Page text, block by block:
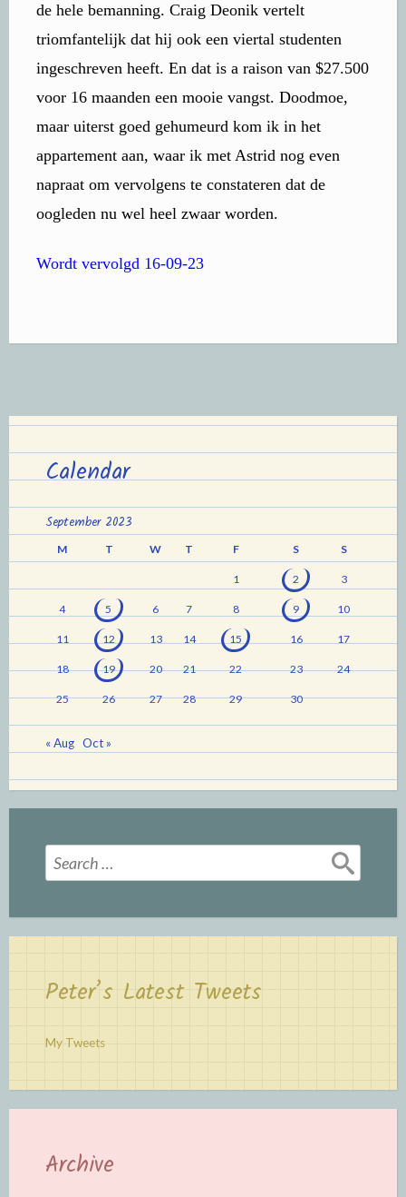
de hele bemanning. Craig Deonik vertelt
triomfantelijk dat hij ook een viertal studenten
ingeschreven heeft. En dat is a raison van $27.500
voor 16 maanden een mooie vangst. Doodmoe,
maar uiterst goed gehumeurd kom ik in het
appartement aan, waar ik met Astrid nog even
napraat om vervolgens te constateren dat de
oogleden nu wel heel zwaar worden.
Wordt vervolgd 16-09-23
Calendar
September 2023
M T W T F S S
1 2 3
4 5 6 7 8 9 10
11 12 13 14 15 16 17
18 19 20 21 22 23 24
25 26 27 28 29 30
« Aug Oct »
Search
for:
Peter’s Latest Tweets
My Tweets
Archive